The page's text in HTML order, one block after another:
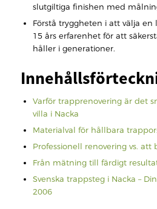
slutgiltiga finishen med
Förstå tryggheten i att välja
15 års erfarenhet för att
håller i generationer.
Varför trapprenovering är det
villa i Nacka
Materialval för hållbara
Professionell renovering vs.
Från mätning till färdigt
Svenska trappsteg i Nacka –
2006